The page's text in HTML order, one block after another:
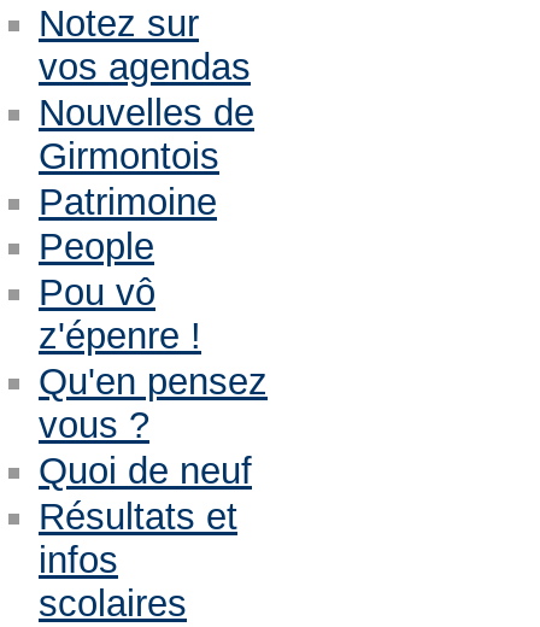
Notez sur
vos agendas
Nouvelles de
Girmontois
Patrimoine
People
Pou vô
z'épenre !
Qu'en pensez
vous ?
Quoi de neuf
Résultats et
infos
scolaires